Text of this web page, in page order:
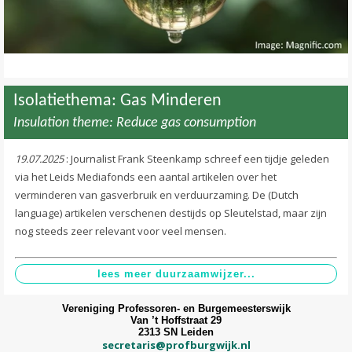
Isolatiethema: Gas Minderen
Insulation theme: Reduce gas consumption
19.07.2025: Journalist Frank Steenkamp schreef een tijdje geleden
via het Leids Mediafonds een aantal artikelen over het
verminderen van gasverbruik en verduurzaming. De (Dutch
language) artikelen verschenen destijds op Sleutelstad, maar zijn
nog steeds zeer relevant voor veel mensen.
Vereniging Professoren- en Burgemeesterswijk
Van ’t Hoffstraat 29
2313 SN Leiden
secretaris@profburgwijk.nl